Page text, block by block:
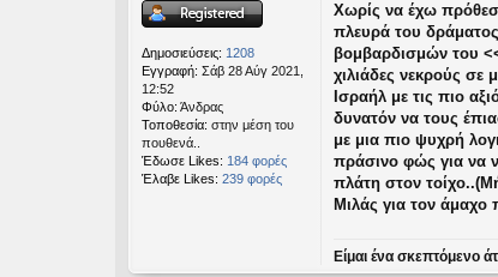
Δημοσιεύσεις: 1208
Εγγραφή: Σάβ 28 Αύγ 2021,
12:52
Φύλο: Άνδρας
Τοποθεσία: στην μέση του
πουθενά..
Έδωσε Likes: 184 φορές
Έλαβε Likes: 239 φορές
ε
υ
σ
η
Χωρίς να έχω
πλευρά του δράματος
βομβαρδισμών του
χιλιάδες νεκρούς
Ισραήλ με τις πιο
δυνατόν να τους
με μια πιο ψυχρή
πράσινο φώς για να
πλάτη στον
Μιλάς για τον άμαχο
Είμαι ένα σκεπτόμενο